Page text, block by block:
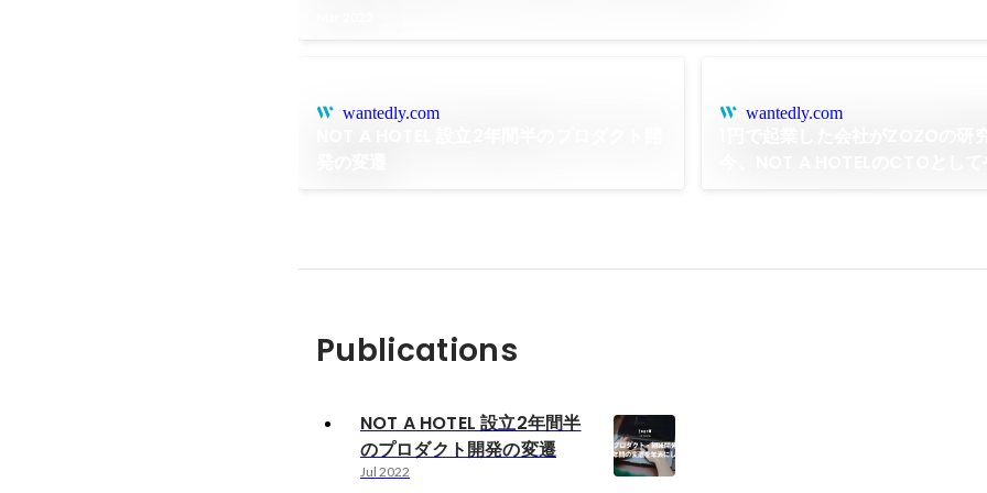
wantedly.com wantedly.com
Publications
NOT A HOTEL 設立2年間半
のプロダクト開発の変遷
Jul 2022